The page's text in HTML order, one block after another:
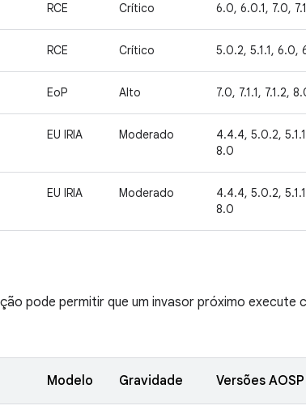
RCE Crítico 6.0, 6.0.1, 7.0,
RCE Crítico 5.0.2, 5.1.1, 6.0,
EoP Alto 7.0, 7.1.1, 7.1.2,
EU IRIA Moderado
4.4.4, 5.0.2,
8.0
EU IRIA Moderado
4.4.4, 5.0.2,
8.0
pode permitir que um invasor próximo
Modelo Gravidade Versões